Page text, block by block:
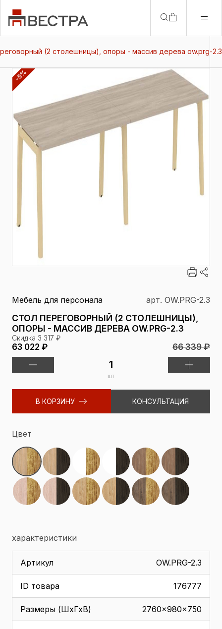
(2 столешницы), опоры - массив дерева ow.prg-2.3
Мебель для персонала арт. OW.PRG-2.3
СТОЛ ПЕРЕГОВОРНЫЙ (2 СТОЛЕШНИЦЫ),
ОПОРЫ - МАССИВ ДЕРЕВА OW.PRG-2.3
63 022 ₽ 66 339 ₽
Скидка 3 317 ₽
шт
В КОРЗИНУ КОНСУЛЬТАЦИЯ
Цвет
характеристики
Артикул OW.PRG-2.3
ID товара 176777
Размеры (ШхГхВ) 2760x980x750
-5%